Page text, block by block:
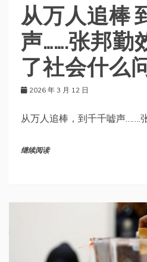
从万人追棒
声…….张邦勤
了社会什么
2026 年 3 月 12 日
从万人追棒，到千千嘘声…….
继续阅读